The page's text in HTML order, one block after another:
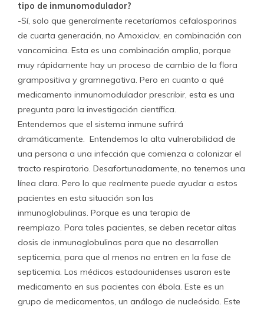
tipo de inmunomodulador?
-Sí, solo que generalmente recetaríamos cefalosporinas
de cuarta generación, no Amoxiclav, en combinación con
vancomicina. Esta es una combinación amplia, porque
muy rápidamente hay un proceso de cambio de la flora
grampositiva y gramnegativa. Pero en cuanto a qué
medicamento inmunomodulador prescribir, esta es una
pregunta para la investigación científica.
Entendemos que el sistema inmune sufrirá
dramáticamente. Entendemos la alta vulnerabilidad de
una persona a una infección que comienza a colonizar el
tracto respiratorio. Desafortunadamente, no tenemos una
línea clara. Pero lo que realmente puede ayudar a estos
pacientes en esta situación son las
inmunoglobulinas. Porque es una terapia de
reemplazo. Para tales pacientes, se deben recetar altas
dosis de inmunoglobulinas para que no desarrollen
septicemia, para que al menos no entren en la fase de
septicemia. Los médicos estadounidenses usaron este
medicamento en sus pacientes con ébola. Este es un
grupo de medicamentos, un análogo de nucleósido. Este